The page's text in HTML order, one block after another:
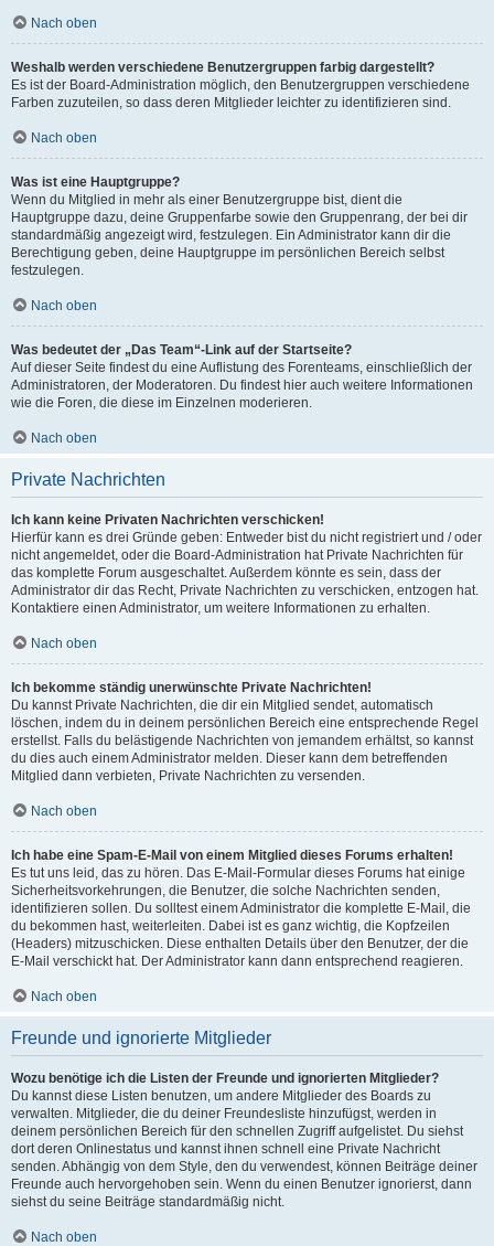
Nach oben
Weshalb werden verschiedene Benutzergruppen farbig dargestellt?
Es ist der Board-Administration möglich, den Benutzergruppen verschiedene
Farben zuzuteilen, so dass deren Mitglieder leichter zu identifizieren sind.
Nach oben
Was ist eine Hauptgruppe?
Wenn du Mitglied in mehr als einer Benutzergruppe bist, dient die
Hauptgruppe dazu, deine Gruppenfarbe sowie den Gruppenrang, der bei dir
standardmäßig angezeigt wird, festzulegen. Ein Administrator kann dir die
Berechtigung geben, deine Hauptgruppe im persönlichen Bereich selbst
festzulegen.
Nach oben
Was bedeutet der „Das Team“-Link auf der Startseite?
Auf dieser Seite findest du eine Auflistung des Forenteams, einschließlich der
Administratoren, der Moderatoren. Du findest hier auch weitere Informationen
wie die Foren, die diese im Einzelnen moderieren.
Nach oben
Private Nachrichten
Ich kann keine Privaten Nachrichten verschicken!
Hierfür kann es drei Gründe geben: Entweder bist du nicht registriert und / oder
nicht angemeldet, oder die Board-Administration hat Private Nachrichten für
das komplette Forum ausgeschaltet. Außerdem könnte es sein, dass der
Administrator dir das Recht, Private Nachrichten zu verschicken, entzogen hat.
Kontaktiere einen Administrator, um weitere Informationen zu erhalten.
Nach oben
Ich bekomme ständig unerwünschte Private Nachrichten!
Du kannst Private Nachrichten, die dir ein Mitglied sendet, automatisch
löschen, indem du in deinem persönlichen Bereich eine entsprechende Regel
erstellst. Falls du belästigende Nachrichten von jemandem erhältst, so kannst
du dies auch einem Administrator melden. Dieser kann dem betreffenden
Mitglied dann verbieten, Private Nachrichten zu versenden.
Nach oben
Ich habe eine Spam-E-Mail von einem Mitglied dieses Forums erhalten!
Es tut uns leid, das zu hören. Das E-Mail-Formular dieses Forums hat einige
Sicherheitsvorkehrungen, die Benutzer, die solche Nachrichten senden,
identifizieren sollen. Du solltest einem Administrator die komplette E-Mail, die
du bekommen hast, weiterleiten. Dabei ist es ganz wichtig, die Kopfzeilen
(Headers) mitzuschicken. Diese enthalten Details über den Benutzer, der die
E-Mail verschickt hat. Der Administrator kann dann entsprechend reagieren.
Nach oben
Freunde und ignorierte Mitglieder
Wozu benötige ich die Listen der Freunde und ignorierten Mitglieder?
Du kannst diese Listen benutzen, um andere Mitglieder des Boards zu
verwalten. Mitglieder, die du deiner Freundesliste hinzufügst, werden in
deinem persönlichen Bereich für den schnellen Zugriff aufgelistet. Du siehst
dort deren Onlinestatus und kannst ihnen schnell eine Private Nachricht
senden. Abhängig von dem Style, den du verwendest, können Beiträge deiner
Freunde auch hervorgehoben sein. Wenn du einen Benutzer ignorierst, dann
siehst du seine Beiträge standardmäßig nicht.
Nach oben